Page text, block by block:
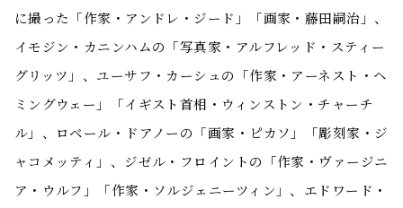
に撮った「作家・アンドレ・ジード」「画家・藤田嗣治」、
イモジン・カニンハムの「写真家・アルフレッド・スティー
グリッツ」、ユーサフ・カーシュの「作家・アーネスト・ヘ
ミングウェー」「イギスト首相・ウィンストン・チャーチ
ル」、ロベール・ドアノーの「画家・ピカソ」「彫刻家・ジ
ャコメッティ」、ジゼル・フロイントの「作家・ヴァージニ
ア・ウルフ」「作家・ソルジェニーツィン」、エドワード・